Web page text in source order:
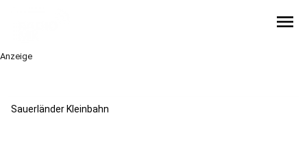
menu
Anzeige
Sauerländer Kleinbahn